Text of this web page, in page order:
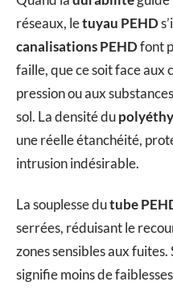
réseaux, letuyau PEHD
canalisations PEHDfont
faille, que ce soit face aux
pression ou aux
sol. La densité du
une réelle étanchéité,
intrusion indésirable.
La souplesse dutube
serrées, réduisant le
zones sensibles aux
signifie moins de